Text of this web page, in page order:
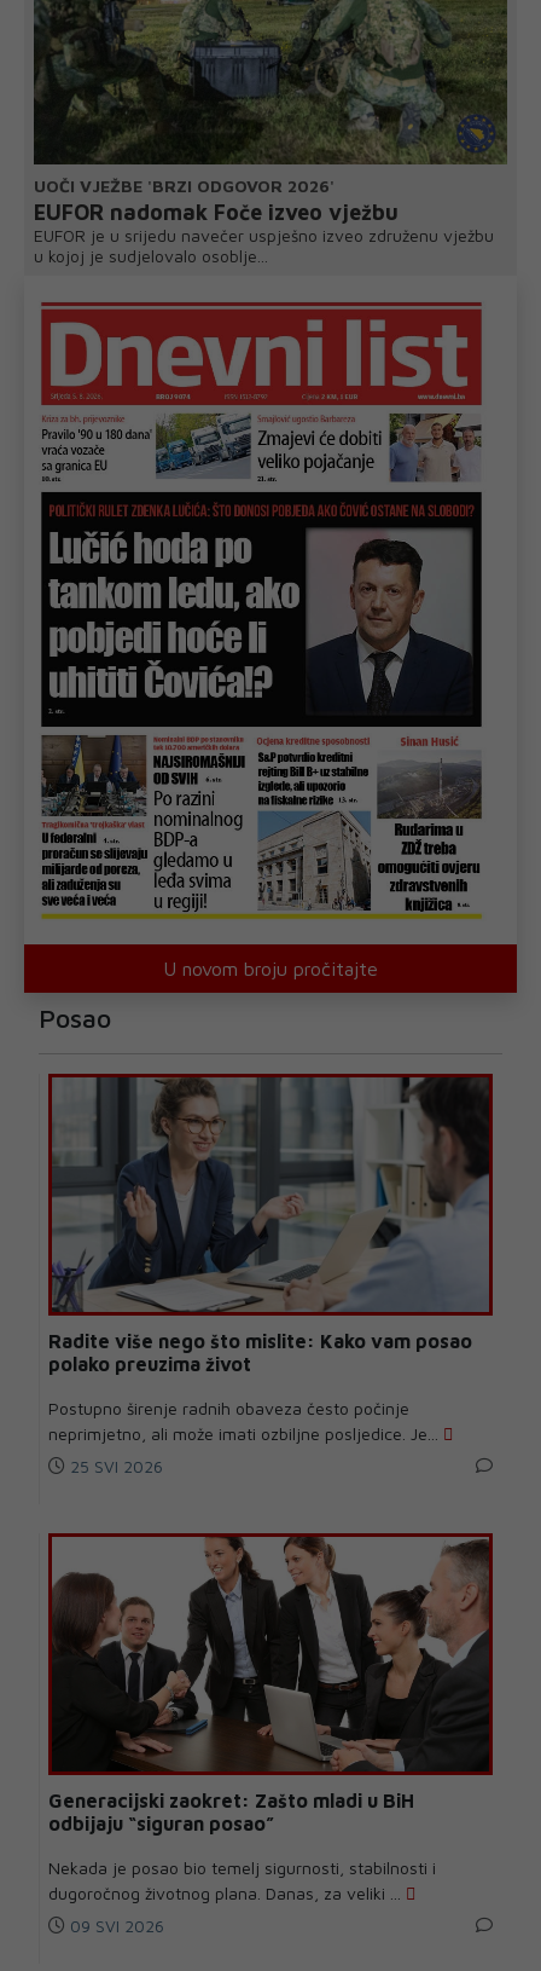
UOČI VJEŽBE 'BRZI ODGOVOR 2026'
EUFOR nadomak Foče izveo vježbu
EUFOR je u srijedu navečer uspješno izveo združenu vježbu
u kojoj je sudjelovalo osoblje...
U novom broju pročitajte
Posao
Radite više nego što mislite: Kako vam posao
polako preuzima život
Postupno širenje radnih obaveza često počinje
neprimjetno, ali može imati ozbiljne posljedice. Je...
25 SVI 2026
Generacijski zaokret: Zašto mladi u BiH
odbijaju “siguran posao”
Nekada je posao bio temelj sigurnosti, stabilnosti i
dugoročnog životnog plana. Danas, za veliki ...
09 SVI 2026